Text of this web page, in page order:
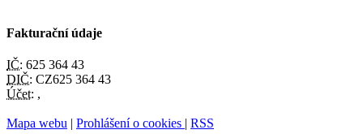
Fakturační údaje
IČ: 625 364 43
DIČ: CZ625 364 43
Účet: ,
Mapa webu | Prohlášení o cookies | RSS